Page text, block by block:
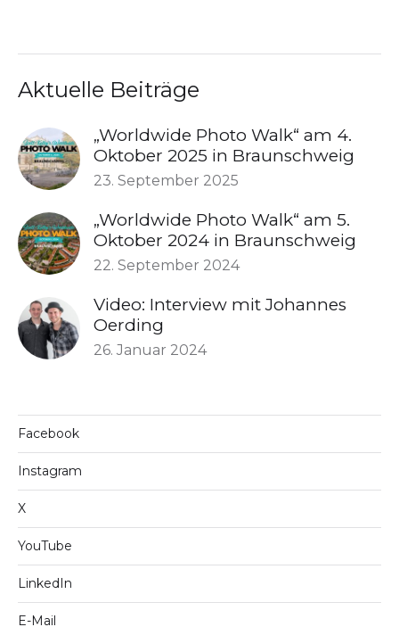
Aktuelle Beiträge
„Worldwide Photo Walk“ am 4.
Oktober 2025 in Braunschweig
23. September 2025
„Worldwide Photo Walk“ am 5.
Oktober 2024 in Braunschweig
22. September 2024
Video: Interview mit Johannes
Oerding
26. Januar 2024
Facebook
Instagram
X
YouTube
LinkedIn
E-Mail